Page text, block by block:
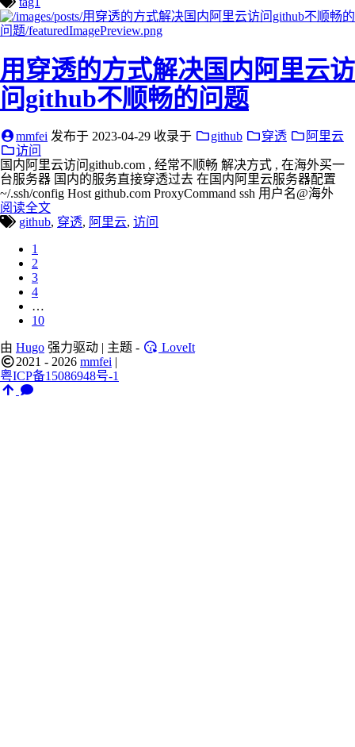
用穿透的方式解决国内阿里云访
问github不顺畅的问题
mmfei 发布于 2023-04-29 收录于 github 穿透
阿里云
访问
国内阿里云访问github.com , 经常不顺畅 解决方式 , 在海外买一
台服务器 国内的服务直接穿透过去 在国内阿里云服务器配置
~/.ssh/config Host github.com ProxyCommand ssh 用户名@海外
阅读全文
github, 穿透, 阿里云, 访问
1
2
3
4
…
10
由 Hugo 强力驱动 | 主题 -
LoveIt
2021 - 2026 mmfei |
粤ICP备15086948号-1